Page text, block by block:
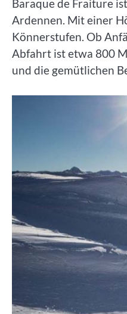
Baraque de Fraiture
Ardennen. Mit einer
Könnerstufen. Ob
Abfahrt ist etwa 800
und die gemütlichen